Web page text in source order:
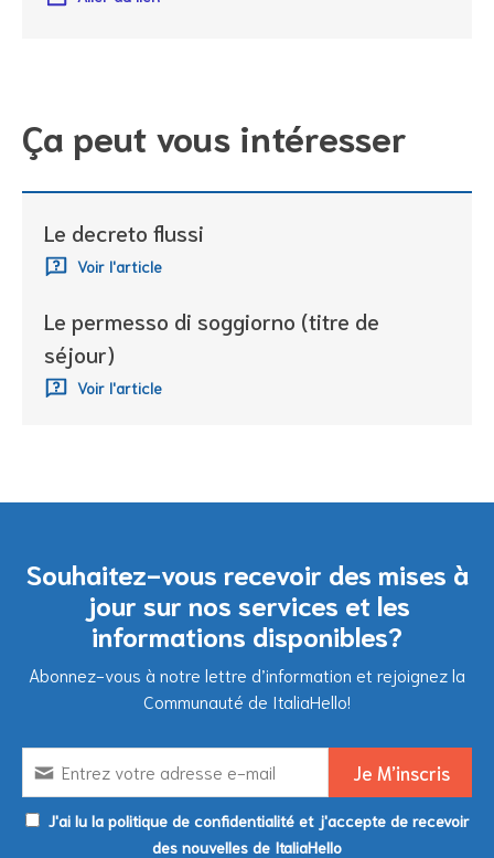
Ça peut vous intéresser
Le decreto flussi
Voir l'article
Le permesso di soggiorno (titre de
séjour)
Voir l'article
Souhaitez-vous recevoir des mises à
jour sur nos services et les
informations disponibles?
Abonnez-vous à notre lettre d’information et rejoignez la
Communauté de ItaliaHello!
J'ai lu la politique de confidentialité et j'accepte de recevoir
des nouvelles de ItaliaHello